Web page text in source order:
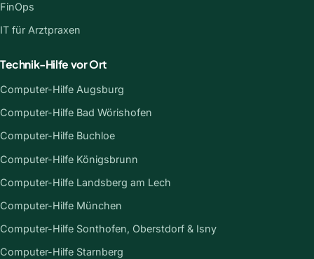
FinOps
IT für Arztpraxen
Technik-Hilfe vor Ort
Computer-Hilfe Augsburg
Computer-Hilfe Bad Wörishofen
Computer-Hilfe Buchloe
Computer-Hilfe Königsbrunn
Computer-Hilfe Landsberg am Lech
Computer-Hilfe München
Computer-Hilfe Sonthofen, Oberstdorf & Isny
Computer-Hilfe Starnberg